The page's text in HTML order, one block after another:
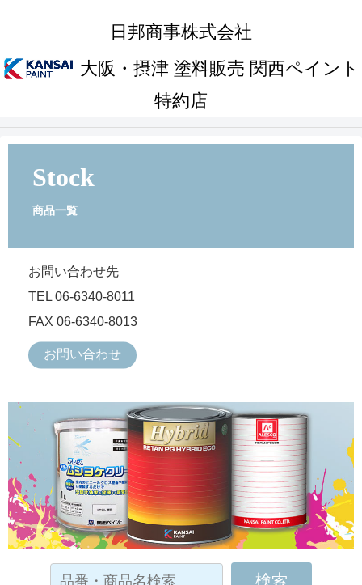
日邦商事株式会社
大阪・摂津 塗料販売 関西ペイント
特約店
Stock
商品一覧
お問い合わせ先
TEL 06-6340-8011
FAX 06-6340-8013
お問い合わせ